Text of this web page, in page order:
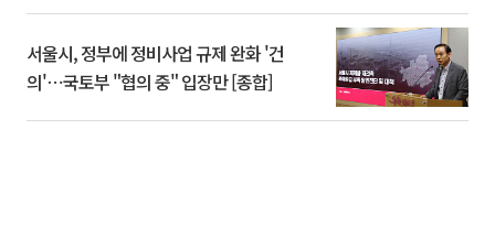
서울시, 정부에 정비사업 규제 완화 '건
의'⋯국토부 "협의 중" 입장만 [종합]